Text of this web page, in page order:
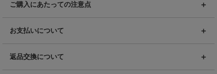
ご購入にあたっての注意点
お支払いについて
返品交換について